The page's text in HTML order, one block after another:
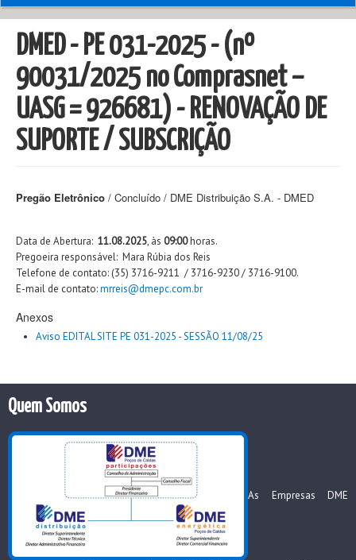
DMED - PE 031-2025 - (nº
90031/2025 no Comprasnet –
UASG = 926681) - RENOVAÇÃO DE
SUPORTE / SUBSCRIÇÃO
Pregão Eletrônico / Concluído / DME Distribuição S.A. - DMED
Data de Abertura: 11.08.2025, às 09:00horas.
Pregoeira responsável: Mara Rúbia dos Reis
Telefone de contato: (35) 3716-9211 / 3716-9230 / 3716-9100.
E-mail de contato:mrreis@dmepc.com.br
Anexos
Aviso EDITAL SITE PE 031-2025 - SESSÃO 11/08/25
Quem Somos
As Empresas DME